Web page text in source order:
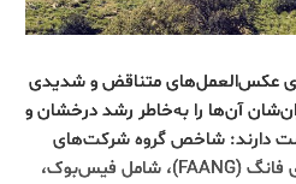
عکس‌العمل‌های متناقض و شدیدی
آن‌ها را به‌خاطر رشد درخشان و
دارند: شاخص گروه شرکت‌های
حوزه تکنولوژی، با نام اختصاری فانگ (FAANG)، شامل فیس‌بوک،